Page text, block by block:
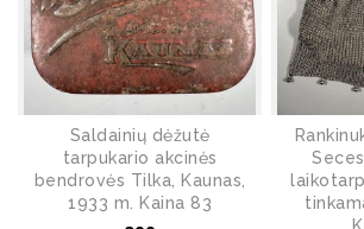
Saldainių dėžutė
tarpukario akcinės
bendrovės Tilka, Kaunas,
1933 m. Kaina 83